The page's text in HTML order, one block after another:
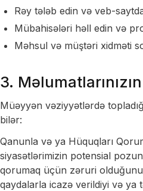
Rəy tələb edin və veb-
Mübahisələri həll edin və
Məhsul və müştəri xidməti
3.
Müəyyən vəziyyətlərdə
bilər:
Qanunla və ya Hüquqları
siyasətlərimizin potensial
qorumaq üçün zəruri olduğunu
qaydalarla icazə verildiyi və ya